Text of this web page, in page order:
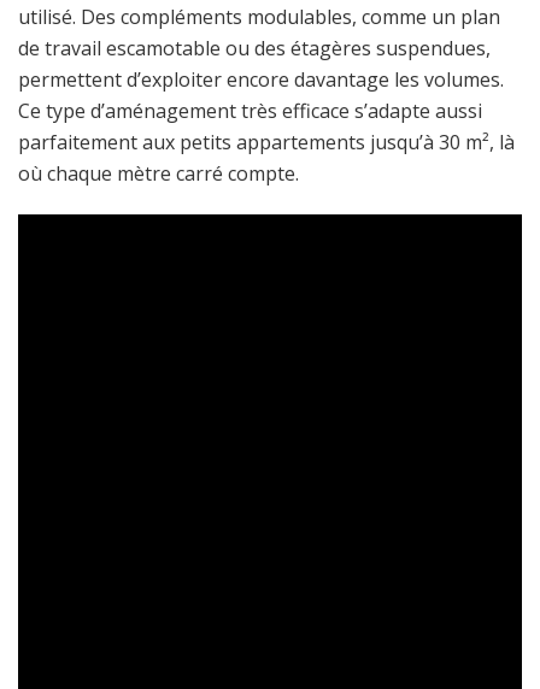
utilisé. Des compléments modulables, comme un plan
de travail escamotable ou des étagères suspendues,
permettent d’exploiter encore davantage les volumes.
Ce type d’aménagement très efficace s’adapte aussi
parfaitement aux petits appartements jusqu’à 30 m², là
où chaque mètre carré compte.